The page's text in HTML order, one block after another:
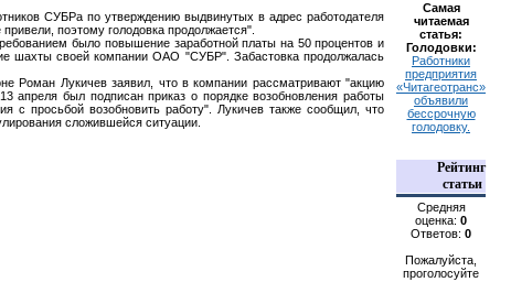
СУБРа по утверждению выдвинутых в адрес работодателя
поэтому голодовка продолжается".
было повышение заработной платы на 50 процентов и
шахты своей компании ОАО "СУБР". Забастовка продолжалась
Роман Лукичев заявил, что в компании рассматривают "акцию
апреля был подписан приказ о порядке возобновления работы
с просьбой возобновить работу". Лукичев также сообщил, что
сложившейся ситуации.
Самая
читаемая
статья:
Голодовки:
Работники
предприятия
«Читагеотранс»
объявили
бессрочную
голодовку.
Рейтинг
статьи
Средняя
оценка: 0
Ответов: 0
Пожалуйста,
проголосуйте